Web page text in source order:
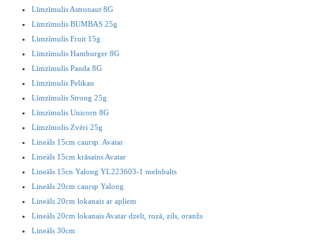
Līmzīmulis Astronaut 8G
Līmzīmulis BUMBAS 25g
Līmzīmulis Fruit 15g
Līmzīmulis Hamburger 8G
Līmzīmulis Panda 8G
Līmzīmulis Pelikan
Līmzīmulis Strong 25g
Līmzīmulis Unicorn 8G
Līmzīmulis Zvēri 25g
Lineāls 15cm caursp. Avatar
Lineāls 15cm krāsains Avatar
Lineāls 15cn Yalong YL223603-1 melnbalts
Lineāls 20cm caursp Yalong
Lineāls 20cm lokanais ar apļiem
Lineāls 20cm lokanais Avatar dzelt, rozā, zils, oranžs
Lineāls 30cm